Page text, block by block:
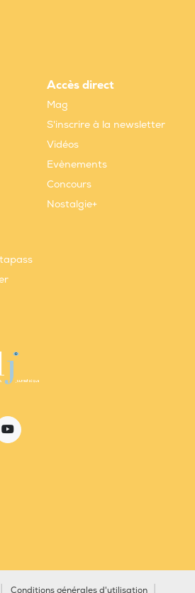
Accès direct
Mag
S'inscrire à la newsletter
Vidéos
Evènements
Concours
Nostalgie+
Conditions générales d'utilisation